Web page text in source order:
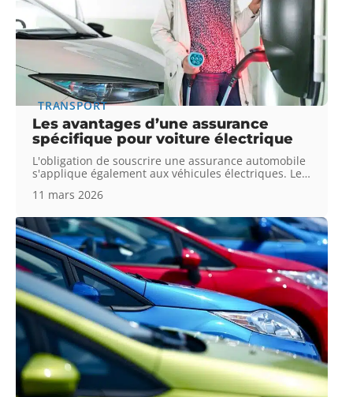
TRANSPORT
Les avantages d’une assurance
spécifique pour voiture électrique
L'obligation de souscrire une assurance automobile
s'applique également aux véhicules électriques. Le…
11 mars 2026